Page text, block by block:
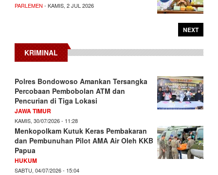
PARLEMEN - KAMIS, 2 JUL 2026
NEXT
KRIMINAL
Polres Bondowoso Amankan Tersangka
Percobaan Pembobolan ATM dan
Pencurian di Tiga Lokasi
JAWA TIMUR
KAMIS, 30/07/2026 - 11:28
Menkopolkam Kutuk Keras Pembakaran
dan Pembunuhan Pilot AMA Air Oleh KKB
Papua
HUKUM
SABTU, 04/07/2026 - 15:04